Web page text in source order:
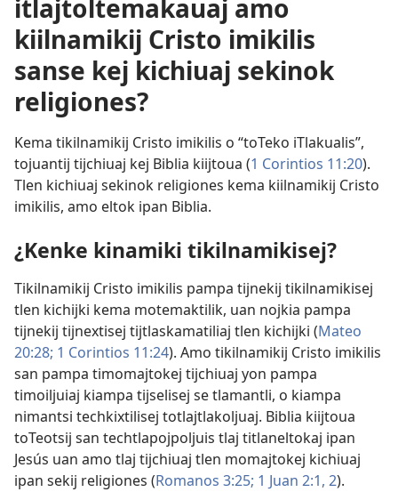
itlajtoltemakauaj amo
kiilnamikij Cristo imikilis
sanse kej kichiuaj sekinok
religiones?
Kema tikilnamikij Cristo imikilis o “toTeko iTlakualis”,
tojuantij tijchiuaj kej Biblia kiijtoua (1 Corintios 11:20).
Tlen kichiuaj sekinok religiones kema kiilnamikij Cristo
imikilis, amo eltok ipan Biblia.
¿Kenke kinamiki tikilnamikisej?
Tikilnamikij Cristo imikilis pampa tijnekij tikilnamikisej
tlen kichijki kema motemaktilik, uan nojkia pampa
tijnekij tijnextisej tijtlaskamatiliaj tlen kichijki (Mateo
20:28; 1 Corintios 11:24). Amo tikilnamikij Cristo imikilis
san pampa timomajtokej tijchiuaj yon pampa
timoiljuiaj kiampa tijselisej se tlamantli, o kiampa
nimantsi techkixtilisej totlajtlakoljuaj. Biblia kiijtoua
toTeotsij san techtlapojpoljuis tlaj titlaneltokaj ipan
Jesús uan amo tlaj tijchiuaj tlen momajtokej kichiuaj
ipan sekij religiones (Romanos 3:​25; 1 Juan 2:​1, 2).